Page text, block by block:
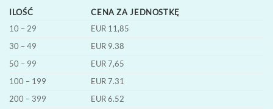
ILOŚĆ
CENA ZA JEDNOSTKĘ
10 – 29
EUR 11,85
30 – 49
EUR 9.38
50 – 99
EUR 7,65
100 – 199
EUR 7.31
200 – 399
EUR 6.52